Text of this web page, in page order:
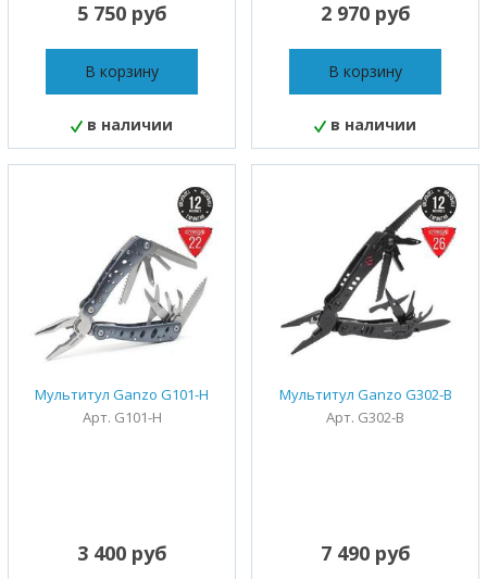
5 750 руб
В корзину
в наличии
2 970 руб
В корзину
в наличии
Мультитул Ganzo G101-H
Арт. G101-H
3 400 руб
Мультитул Ganzo G302-B
Арт. G302-B
7 490 руб